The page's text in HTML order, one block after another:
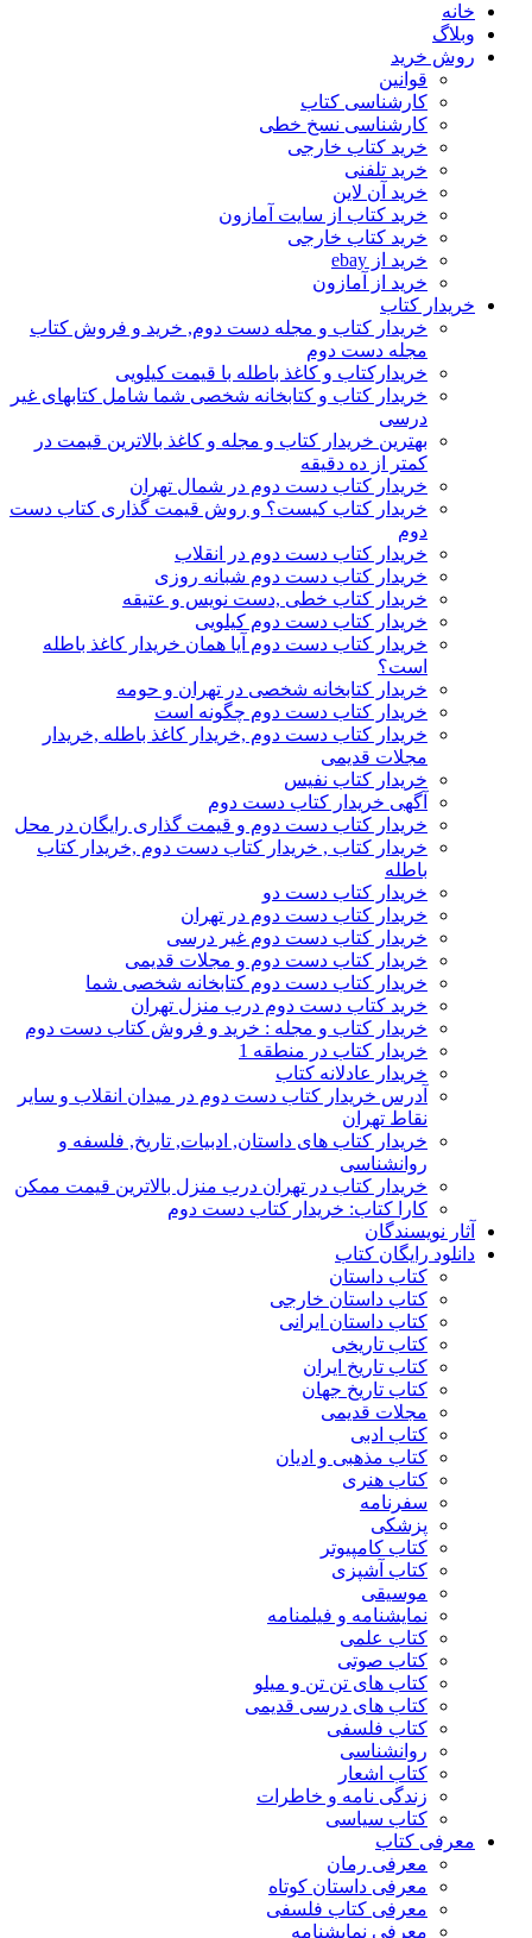
خانه
وبلاگ
روش خرید
قوانین
کارشناسی کتاب
کارشناسی نسخ خطی
خرید کتاب خارجی
خرید تلفنی
خرید آن لاین
خرید کتاب از سایت آمازون
خرید کتاب خارجی
خرید از ebay
خرید از آمازون
خریدار کتاب
خریدار کتاب و مجله دست دوم, خرید و فروش کتاب
مجله دست دوم
خریدارکتاب و کاغذ باطله با قیمت کیلویی
خریدار کتاب و کتابخانه شخصی شما شامل کتابهای غیر
درسی
بهترین خریدار کتاب و مجله و کاغذ بالاترین قیمت در
کمتر از ده دقیقه
خریدار کتاب دست دوم در شمال تهران
خریدار کتاب کیست؟ و روش قیمت گذاری کتاب دست
دوم
خریدار کتاب دست دوم در انقلاب
خریدار کتاب دست دوم شبانه روزی
خریدار کتاب خطی ,دست نویس و عتیقه
خریدار کتاب دست دوم کیلویی
خریدار کتاب دست دوم آیا همان خریدار کاغذ باطله
است؟
خریدار کتابخانه شخصی در تهران و حومه
خریدار کتاب دست دوم چگونه است
خریدار کتاب دست دوم ,خریدار کاغذ باطله ,خریدار
مجلات قدیمی
خریدار کتاب نفیس
آگهی خریدار کتاب دست دوم
خریدار کتاب دست دوم و قیمت گذاری رایگان در محل
خریدار کتاب , خریدار کتاب دست دوم ,خریدار کتاب
باطله
خریدار کتاب دست دو
خریدار کتاب دست دوم در تهران
خریدار کتاب دست دوم غیر درسی
خریدار کتاب دست دوم و مجلات قدیمی
خریدار کتاب دست دوم کتابخانه شخصی شما
خرید کتاب دست دوم درب منزل تهران
خریدار کتاب و مجله : خرید و فروش کتاب دست دوم
خریدار کتاب در منطقه 1
خریدار عادلانه کتاب
آدرس خریدار کتاب دست دوم در میدان انقلاب و سایر
نقاط تهران
خریدار کتاب های داستان, ادبیات, تاریخ, فلسفه و
روانشناسی
خریدار کتاب در تهران درب منزل بالاترین قیمت ممکن
کارا کتاب: خریدار کتاب دست دوم
آثار نویسندگان
دانلود رایگان کتاب
کتاب داستان
کتاب داستان خارجی
کتاب داستان ایرانی
کتاب تاریخی
کتاب تاریخ ایران
کتاب تاریخ جهان
مجلات قدیمی
کتاب ادبی
کتاب مذهبی و ادیان
کتاب هنری
سفرنامه
پزشکی
کتاب کامپیوتر
کتاب آشپزی
موسیقی
نمایشنامه و فیلمنامه
کتاب علمی
کتاب صوتی
کتاب های تن تن و میلو
کتاب های درسی قدیمی
کتاب فلسفی
روانشناسی
کتاب اشعار
زندگی نامه و خاطرات
کتاب سیاسی
معرفی کتاب
معرفی رمان
معرفی داستان کوتاه
معرفی کتاب فلسفی
معرفی نمایشنامه